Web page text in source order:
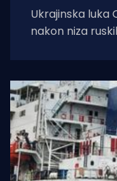
Ukrajinska luka
nakon niza